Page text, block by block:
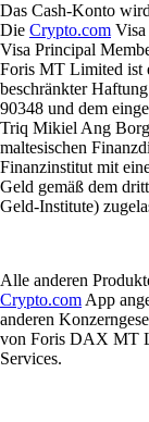
Das Cash-Konto
Die Crypto.com
Visa Principal
Foris MT Limited ist
beschränkter
90348 und dem
Triq Mikiel Ang
maltesischen
Finanzinstitut mit
Geld gemäß dem
Geld-Institute)
Alle anderen
Crypto.com App
anderen
von Foris DAX MT
Services.